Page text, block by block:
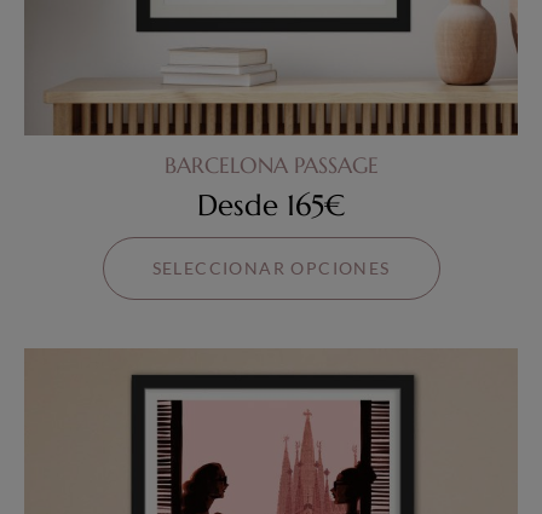
BARCELONA PASSAGE
Desde 165€
SELECCIONAR OPCIONES